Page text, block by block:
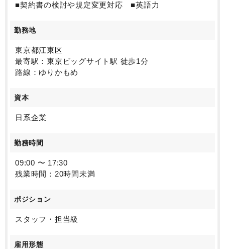
■契約書の検討や規定変更対応 ■英語力
勤務地
東京都江東区
最寄駅：東京ビッグサイト駅 徒歩1分
路線：ゆりかもめ
資本
日系企業
勤務時間
09:00 〜 17:30
残業時間：20時間未満
ポジション
スタッフ・担当級
雇用形態